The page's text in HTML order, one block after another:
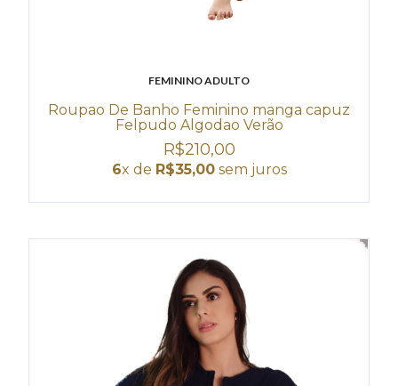
FEMININO ADULTO
Roupao De Banho Feminino manga capuz
Felpudo Algodao Verão
R$210,00
6x de R$35,00sem juros